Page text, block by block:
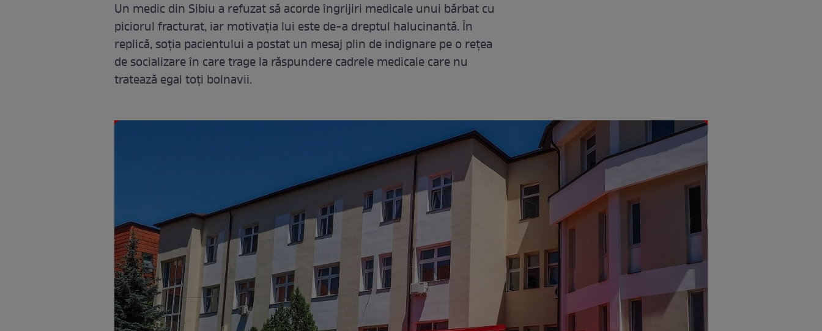
Un medic din Sibiu a refuzat să acorde îngrijiri medicale unui bărbat cu
piciorul fracturat, iar motivația lui este de-a dreptul halucinantă. În
replică, soția pacientului a postat un mesaj plin de indignare pe o rețea
de socializare în care trage la răspundere cadrele medicale care nu
tratează egal toți bolnavii.